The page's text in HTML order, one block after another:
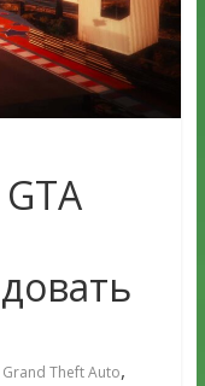
Grand Theft Auto,